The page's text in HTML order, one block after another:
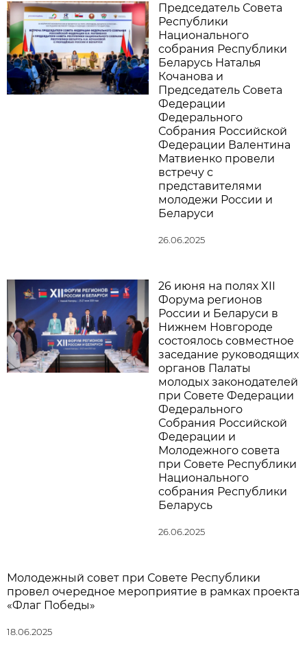
Председатель Совета
Республики
Национального
собрания Республики
Беларусь Наталья
Кочанова и
Председатель Совета
Федерации
Федерального
Собрания Российской
Федерации Валентина
Матвиенко провели
встречу с
представителями
молодежи России и
Беларуси
26.06.2025
26 июня на полях XII
Форума регионов
России и Беларуси в
Нижнем Новгороде
состоялось совместное
заседание руководящих
органов Палаты
молодых законодателей
при Совете Федерации
Федерального
Собрания Российской
Федерации и
Молодежного совета
при Совете Республики
Национального
собрания Республики
Беларусь
26.06.2025
Молодежный совет при Совете Республики
провел очередное мероприятие в рамках проекта
«Флаг Победы»
18.06.2025